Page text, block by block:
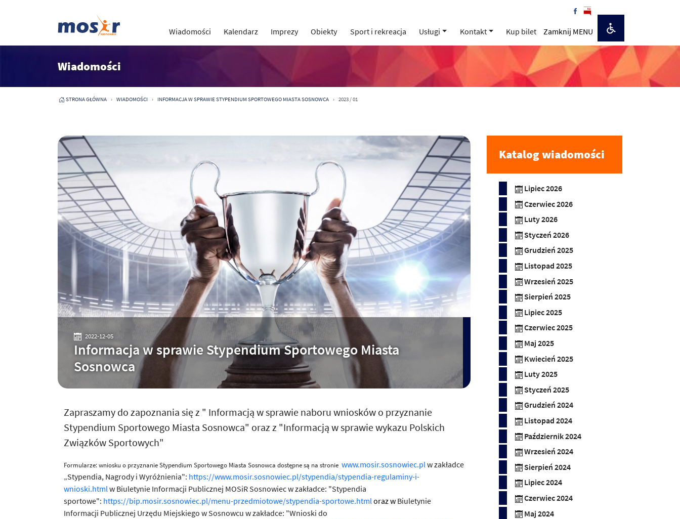
Wiadomości Kalendarz Imprezy Obiekty Sport i rekreacja Usługi Kontakt Kup bilet Zamknij MENU
Wiadomości
STRONA GŁÓWNA WIADOMOŚCI INFORMACJA W SPRAWIE STYPENDIUM SPORTOWEGO MIASTA SOSNOWCA 2023 / 01
2022-12-05
Informacja w sprawie Stypendium Sportowego Miasta
Sosnowca
Zapraszamy do zapoznania się z " Informacją w sprawie naboru wniosków o przyznanie
Stypendium Sportowego Miasta Sosnowca" oraz z "Informacją w sprawie wykazu Polskich
Związków Sportowych"
Formularze: wniosku o przyznanie Stypendium Sportowego Miasta Sosnowca dostępne są na stronie www.mosir.sosnowiec.plw zakładce
„Stypendia, Nagrody i Wyróżnienia": https://www.mosir.sosnowiec.pl/stypendia/stypendia-regulaminy-i-
wnioski.htmlw Biuletynie Informacji Publicznej MOSiR Sosnowiec w zakładce: "Stypendia
sportowe": https://bip.mosir.sosnowiec.pl/menu-przedmiotowe/stypendia-sportowe.htmloraz w Biuletynie
Informacji Publicznej Urzędu Miejskiego w Sosnowcu w zakładce: "Wnioski do
Katalog wiadomości
Lipiec 2026
Czerwiec 2026
Luty 2026
Styczeń 2026
Grudzień 2025
Listopad 2025
Wrzesień 2025
Sierpień 2025
Lipiec 2025
Czerwiec 2025
Maj 2025
Kwiecień 2025
Luty 2025
Styczeń 2025
Grudzień 2024
Listopad 2024
Październik 2024
Wrzesień 2024
Sierpień 2024
Lipiec 2024
Czerwiec 2024
Maj 2024